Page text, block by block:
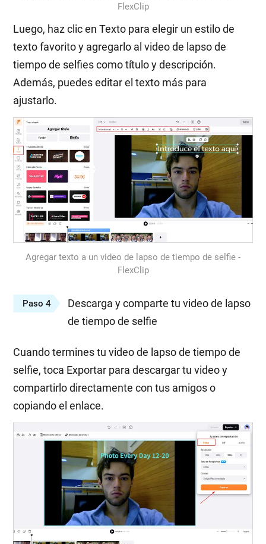
FlexClip
Luego, haz clic en Texto para elegir un estilo de
texto favorito y agregarlo al video de lapso de
tiempo de selfies como título y descripción.
Además, puedes editar el texto más para
ajustarlo.
Agregar texto a un video de lapso de tiempo de selfie -
FlexClip
Paso 4
Descarga y comparte tu video de lapso
de tiempo de selfie
Cuando termines tu video de lapso de tiempo de
selfie, toca Exportar para descargar tu video y
compartirlo directamente con tus amigos o
copiando el enlace.